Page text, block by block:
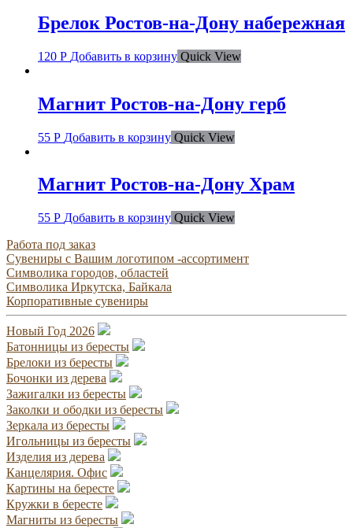
Брелок Ростов-на-Дону набережная
120 Р Добавить в корзину Quick View
Магнит Ростов-на-Дону герб
55 Р Добавить в корзину Quick View
Магнит Ростов-на-Дону Храм
55 Р Добавить в корзину Quick View
Работа под заказ
Сувениры с Вашим логотипом -ассортимент
Символика городов, областей
Символика Иркутска, Байкала
Корпоративные сувениры
Новый Год 2026
Батонницы из бересты
Брелоки из бересты
Бочонки из дерева
Зажигалки из бересты
Заколки и ободки из бересты
Зеркала из бересты
Игольницы из бересты
Изделия из дерева
Канцелярия. Офис
Картины на бересте
Кружки в бересте
Магниты из бересты